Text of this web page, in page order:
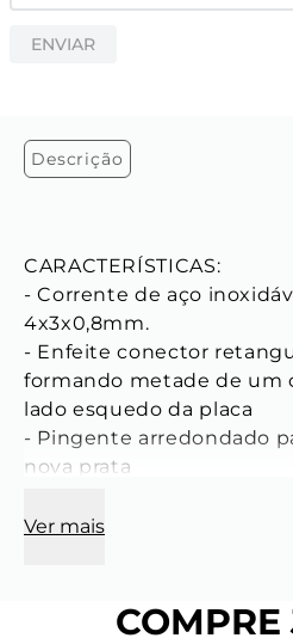
ENVIAR
Descrição
CARACTERÍSTICAS:
- Corrente de aço
4x3x0,8mm.
- Enfeite conector
formando metade de um
lado esquedo da placa
- Pingente arredondado
nova prata
- Corrente extensor de
- Tamanho: Ajustável| de
Ver mais